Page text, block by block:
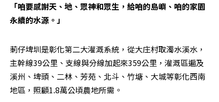
「咱要感謝天、地、眾神和眾生，給咱的島嶼、咱的家園
永續的水源。」
莿仔埤圳是彰化第二大灌溉系統，從大庄村取濁水溪水，
主幹線39公里、支線與分線加起來359公里，灌溉區遍及
溪州、埤頭、二林、芳苑、北斗、竹塘、大城等彰化西南
地區，照顧1.8萬公頃農地所需。